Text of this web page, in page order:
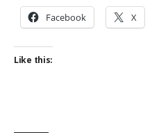
Facebook X
Like this: